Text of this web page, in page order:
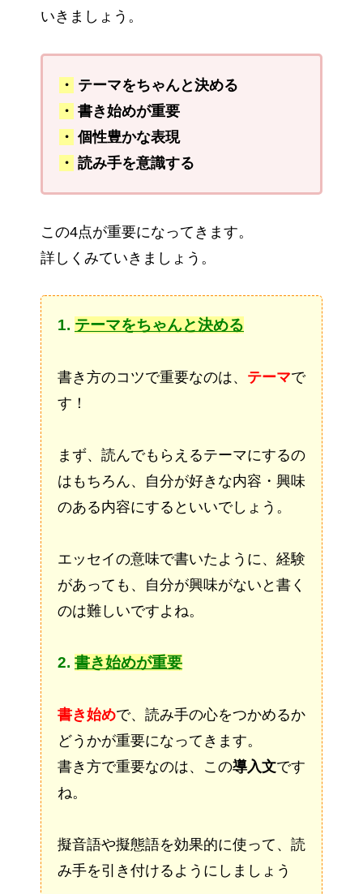
いきましょう。
・ テーマをちゃんと決める
・ 書き始めが重要
・ 個性豊かな表現
・ 読み手を意識する
この4点が重要になってきます。
詳しくみていきましょう。
1. テーマをちゃんと決める
書き方のコツで重要なのは、 テーマで
す！
まず、読んでもらえるテーマにするの
はもちろん、自分が好きな内容・興味
のある内容にするといいでしょう。
エッセイの意味で書いたように、経験
があっても、自分が興味がないと書く
のは難しいですよね。
2. 書き始めが重要
書き始めで、読み手の心をつかめるか
どうかが重要になってきます。
書き方で重要なのは、この導入文です
ね。
擬音語や擬態語を効果的に使って、読
み手を引き付けるようにしましょう